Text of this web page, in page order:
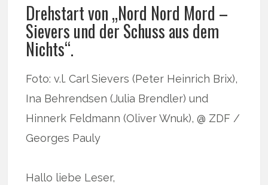
Drehstart von „Nord Nord Mord –
Sievers und der Schuss aus dem
Nichts“.
Foto: v.l. Carl Sievers (Peter Heinrich Brix),
Ina Behrendsen (Julia Brendler) und
Hinnerk Feldmann (Oliver Wnuk), @ ZDF /
Georges Pauly
Hallo liebe Leser,